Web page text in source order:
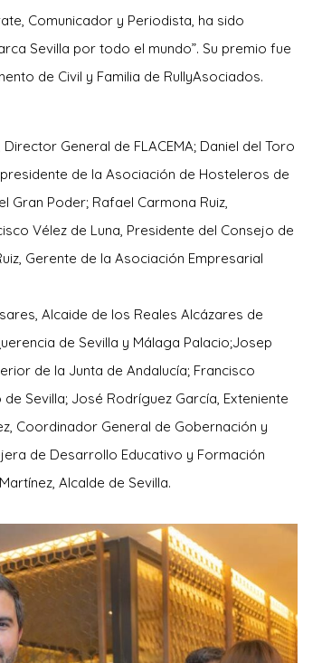
Comunicador y Periodista, ha sido
Sevilla por todo el mundo”. Su premio fue
de Civil y Familia de RullyAsociados.
General de FLACEMA; Daniel del Toro
de la Asociación de Hosteleros de
Gran Poder; Rafael Carmona Ruiz,
Vélez de Luna, Presidente del Consejo de
Gerente de la Asociación Empresarial
Alcaide de los Reales Alcázares de
de Sevilla y Málaga Palacio;Josep
de la Junta de Andalucía; Francisco
Sevilla; José Rodríguez García, Exteniente
Coordinador General de Gobernación y
de Desarrollo Educativo y Formación
Alcalde de Sevilla.